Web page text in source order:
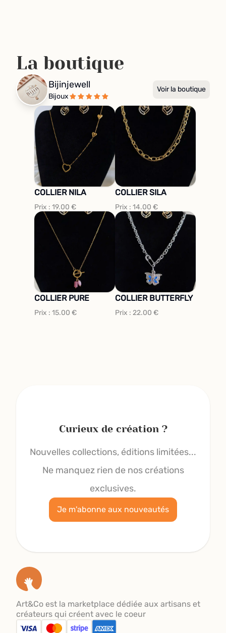
La boutique
Bijinjewell
Bijoux
Voir la boutique
COLLIER NILA
Prix : 19.00 €
COLLIER SILA
Prix : 14.00 €
COLLIER PURE
Prix : 15.00 €
COLLIER BUTTERFLY
Prix : 22.00 €
Curieux de création ?
Nouvelles collections, éditions limitées...
Ne manquez rien de nos créations
exclusives.
Je m'abonne aux nouveautés
Art&Co est la marketplace dédiée aux artisans et
créateurs qui créent avec le coeur